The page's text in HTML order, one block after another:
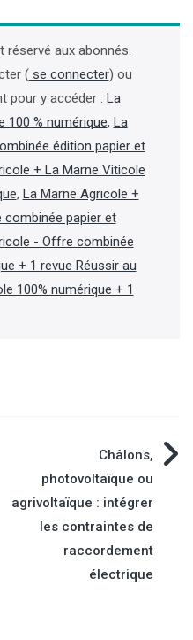
aux abonnés.
(se connecter) ou
pour y accéder : La
100 % numérique, La
édition papier et
+ La Marne Viticole
, La Marne Agricole +
papier et
- Offre combinée
+ 1 revue Réussir au
100% numérique + 1
Châlons,
photovoltaïque ou
agrivoltaïque : intégrer
les contraintes de
raccordement
électrique